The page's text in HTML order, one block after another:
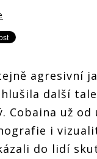
agresivní
další
Cobaina už
i
do lidí